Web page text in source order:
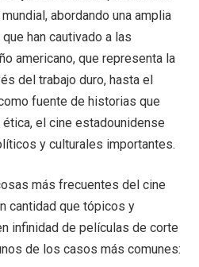
abordando una amplia
han cautivado a las
americano, que representa la
del trabajo duro, hasta el
fuente de historias que
el cine estadounidense
y culturales importantes.
más frecuentes del cine
cantidad que tópicos y
infinidad de películas de corte
de los casos más comunes: